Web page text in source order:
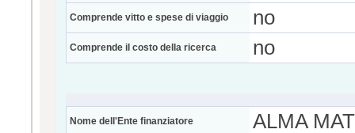
Comprende vitto e spese di viaggio no
Comprende il costo della ricerca no
Nome dell'Ente finanziatore ALMA